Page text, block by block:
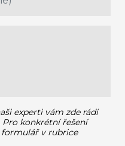
experti vám zde rádi
Pro konkrétní řešení
v rubrice